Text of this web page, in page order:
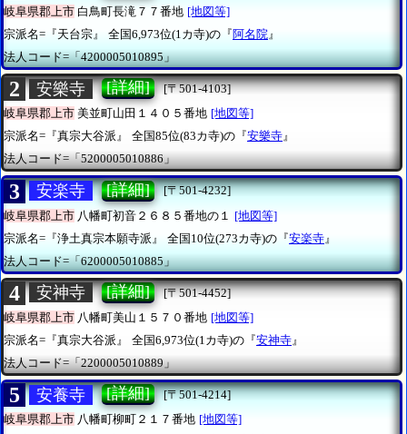
岐阜県郡上市 白鳥町長滝７７番地 [地図等]
宗派名=『天台宗』
全国6,973位(1カ寺)の『阿名院』
法人コード=「4200005010895」
2 安樂寺 [詳細]
[〒501-4103]
岐阜県郡上市 美並町山田１４０５番地 [地図等]
宗派名=『真宗大谷派』
全国85位(83カ寺)の『安樂寺』
法人コード=「5200005010886」
3 安楽寺 [詳細]
[〒501-4232]
岐阜県郡上市 八幡町初音２６８５番地の１
[地図等]
宗派名=『浄土真宗本願寺派』
全国10位(273カ寺)の『安楽寺 』
法人コード=「6200005010885」
4 安神寺 [詳細]
[〒501-4452]
岐阜県郡上市 八幡町美山１５７０番地 [地図等]
宗派名=『真宗大谷派』
全国6,973位(1カ寺)の『安神寺 』
法人コード=「2200005010889」
5 安養寺 [詳細]
[〒501-4214]
岐阜県郡上市 八幡町柳町２１７番地 [地図等]